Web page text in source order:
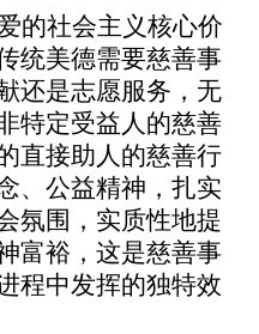
的社会主义核心价
统美德需要慈善事
还是志愿服务，无
特定受益人的慈善
直接助人的慈善行
、公益精神，扎实
氛围，实质性地提
富裕，这是慈善事
程中发挥的独特效